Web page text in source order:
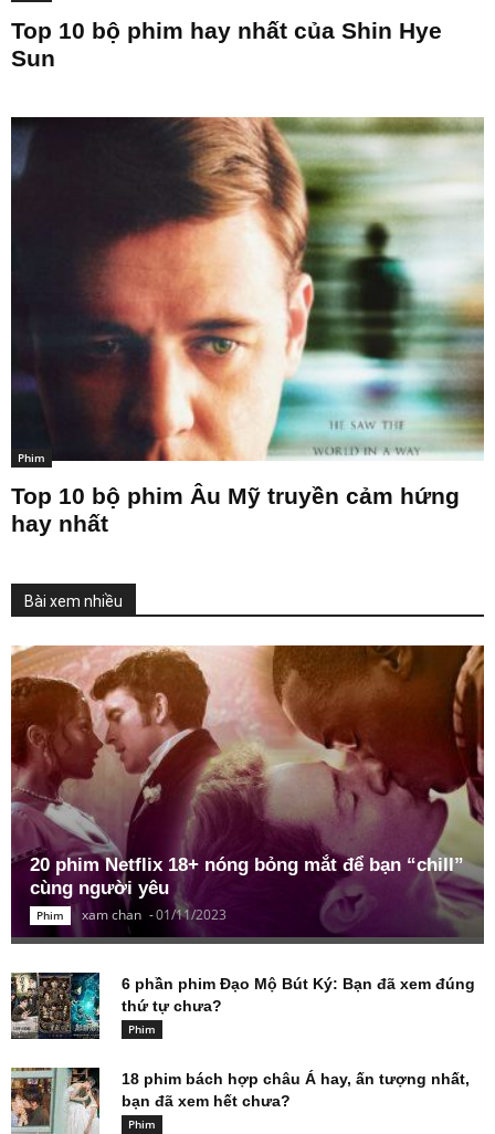
Top 10 bộ phim hay nhất của Shin Hye
Sun
Phim
Top 10 bộ phim Âu Mỹ truyền cảm hứng
hay nhất
Bài xem nhiều
20 phim Netflix 18+ nóng bỏng mắt để bạn “chill”
cùng người yêu
Phim xam chan -01/11/2023
6 phần phim Đạo Mộ Bút Ký: Bạn đã xem đúng
thứ tự chưa?
Phim
18 phim bách hợp châu Á hay, ấn tượng nhất,
bạn đã xem hết chưa?
Phim